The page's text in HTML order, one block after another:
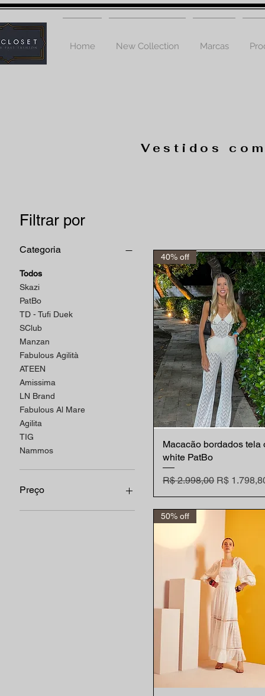
Home New Collection Marcas
Vestidos
Filtrar por
Categoria
Todos
Skazi
PatBo
TD - Tufi Duek
SClub
Manzan
Fabulous Agilità
ATEEN
Amissima
LN Brand
Fabulous Al Mare
Agilita
TIG
Nammos
Preço
Visualização rápida
40% off
Macacão bordados tela
white PatBo
Preço normal
R$ 2.998,00 Preço
R$
50% off